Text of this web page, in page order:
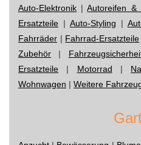
Auto-Elektronik |Autoreifen &
Ersatzteile | Auto-Styling |
Fahrräder | Fahrrad-Ersatzteile
Zubehör |
Ersatzteile | Motorrad |
Wohnwagen | Weitere